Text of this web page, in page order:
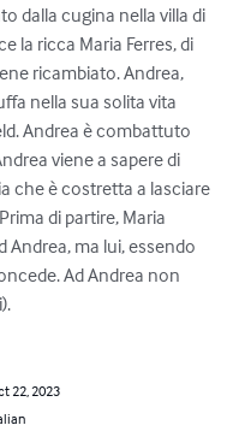
dalla cugina nella villa di
la ricca Maria Ferres, di
ricambiato. Andrea,
nella sua solita vita
Andrea è combattuto
viene a sapere di
che è costretta a lasciare
di partire, Maria
ma lui, essendo
Ad Andrea non
22, 2023